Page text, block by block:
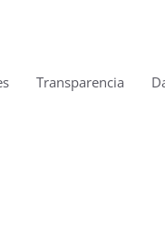
Transparencia